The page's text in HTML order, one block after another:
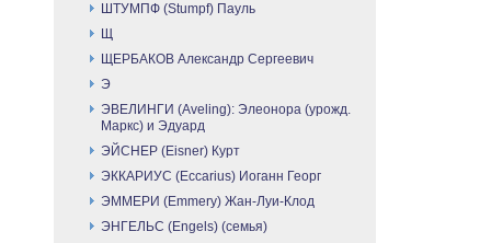
ШТУМПФ (Stumpf) Пауль
Щ
ЩЕРБАКОВ Александр Сергеевич
Э
ЭВЕЛИНГИ (Aveling): Элеонора (урожд.
Маркс) и Эдуард
ЭЙСНЕР (Eisner) Курт
ЭККАРИУС (Eccarius) Иоганн Георг
ЭММЕРИ (Emmery) Жан-Луи-Клод
ЭНГЕЛЬС (Engels) (семья)